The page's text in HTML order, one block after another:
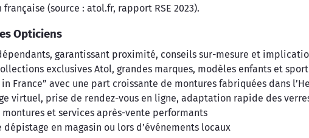
(source : atol.fr, rapport RSE 2023).
Opticiens
garantissant proximité, conseils sur-mesure et
exclusives Atol, grandes marques, modèles enfants et
France” avec une part croissante de montures fabriquées dans
virtuel, prise de rendez-vous en ligne, adaptation rapide des
montures et services après-vente performants
en magasin ou lors d’événements locaux